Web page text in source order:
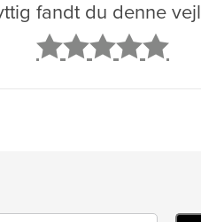
fandt du denne